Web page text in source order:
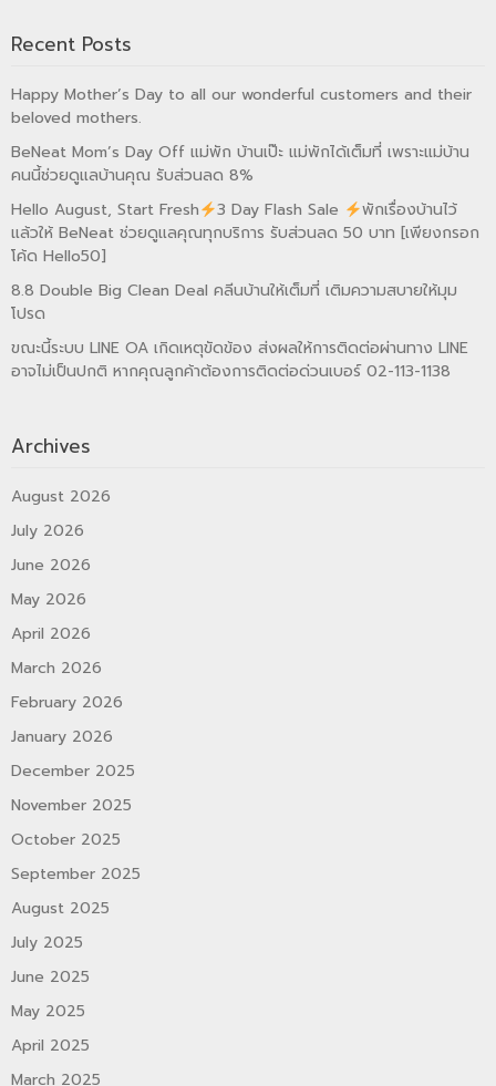
Recent Posts
Happy Mother’s Day to all our wonderful customers and their
beloved mothers.
BeNeat Mom’s Day Off แม่พัก บ้านเป๊ะ แม่พักได้เต็มที่ เพราะแม่บ้าน
คนนี้ช่วยดูแลบ้านคุณ รับส่วนลด 8%
Hello August, Start Fresh
3 Day Flash Sale
พักเรื่องบ้านไว้
แล้วให้ BeNeat ช่วยดูแลคุณทุกบริการ รับส่วนลด 50 บาท [เพียงกรอก
โค้ด Hello50]
8.8 Double Big Clean Deal คลีนบ้านให้เต็มที่ เติมความสบายให้มุม
โปรด
ขณะนี้ระบบ LINE OA เกิดเหตุขัดข้อง ส่งผลให้การติดต่อผ่านทาง LINE
อาจไม่เป็นปกติ หากคุณลูกค้าต้องการติดต่อด่วนเบอร์ 02-113-1138
Archives
August 2026
July 2026
June 2026
May 2026
April 2026
March 2026
February 2026
January 2026
December 2025
November 2025
October 2025
September 2025
August 2025
July 2025
June 2025
May 2025
April 2025
March 2025